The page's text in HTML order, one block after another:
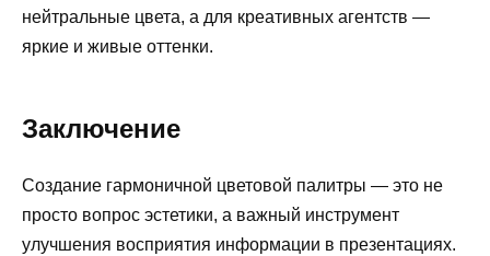
нейтральные цвета, а для креативных агентств —
яркие и живые оттенки.
Заключение
Создание гармоничной цветовой палитры — это не
просто вопрос эстетики, а важный инструмент
улучшения восприятия информации в презентациях.